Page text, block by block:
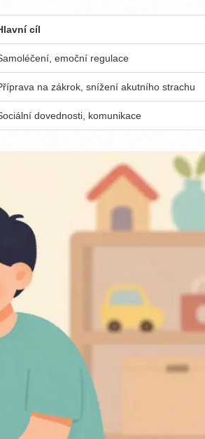
cíl
emoční regulace
na zákrok, snížení akutního strachu
dovednosti, komunikace